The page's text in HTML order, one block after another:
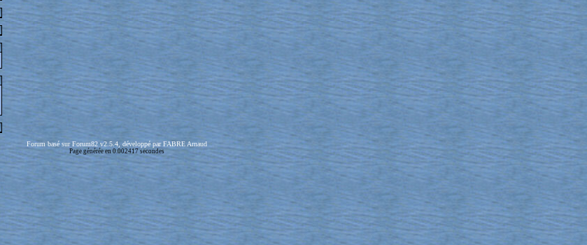
Forum basé sur Forum82 v2.5.4, développé par FABRE Arnaud
Page générée en 0.002417 secondes